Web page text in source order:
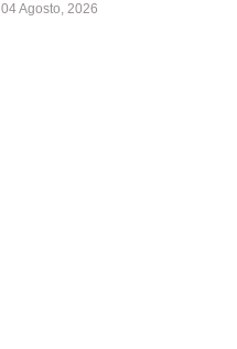
04 Agosto, 2026